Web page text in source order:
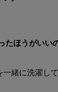
たほうがいい
緒に洗濯し